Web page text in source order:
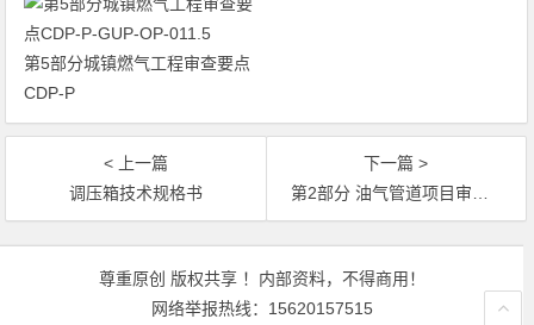
第5部分城镇燃气工程审查要点
CDP-P
< 上一篇
调压箱技术规格书
下一篇 >
第2部分 油气管道项目审查要点CDP-P-GUP-OP-011.2
文章导航
尊重原创 版权共享 ！内部资料，不得商用！
网络举报热线：15620157515